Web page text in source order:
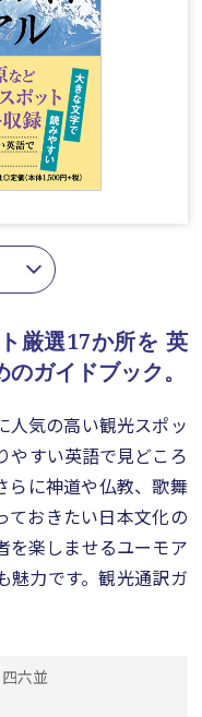
厳選17か所を 英
ガイドブック。
人気の高い観光スポッ
やすい英語で見どころ
らに神道や仏教、歌舞
ておきたい日本文化の
を楽しませるユーモア
魅力です。観光通訳ガ
六並